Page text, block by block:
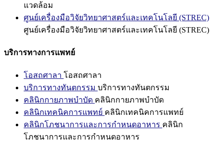
แวดล้อม
ศูนย์เครื่องมือวิจัยวิทยาศาสตร์และเทคโนโลยี (STREC)
ศูนย์เครื่องมือวิจัยวิทยาศาสตร์และเทคโนโลยี (STREC)
บริการทางการแพทย์
โอสถศาลา โอสถศาลา
บริการทางทันตกรรม บริการทางทันตกรรม
คลินิกกายภาพบำบัด คลินิกกายภาพบำบัด
คลินิกเทคนิคการแพทย์ คลินิกเทคนิคการแพทย์
คลินิกโภชนาการและการกำหนดอาหาร คลินิก
โภชนาการและการกำหนดอาหาร